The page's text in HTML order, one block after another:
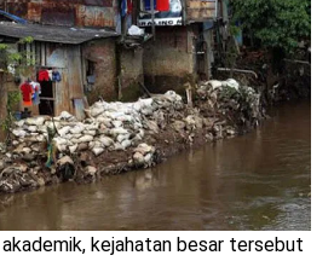
akademik, kejahatan besar tersebut